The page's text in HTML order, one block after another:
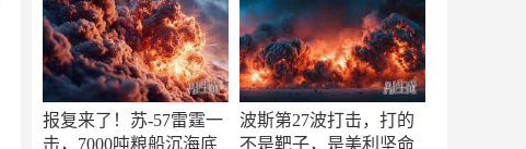
报复来了！苏-57雷霆一
击，7000吨粮船沉海底
波斯第27波打击，打的
不是靶子，是美利坚命